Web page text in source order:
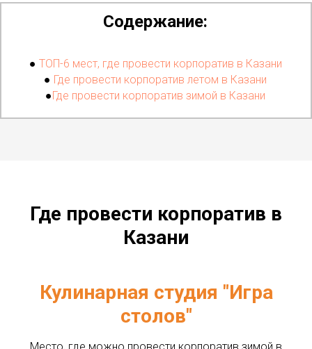
Содержание:
● ТОП-6 мест, где провести корпоратив в Казани
● Где провести корпоратив летом в Казани
●Где провести корпоратив зимой в Казани
Где провести корпоратив в
Казани
Кулинарная студия "Игра
столов"